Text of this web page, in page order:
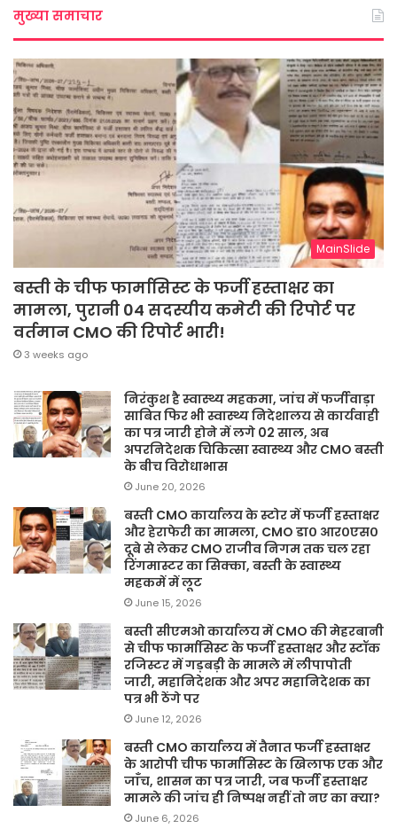
मुख्या समाचार
MainSlide
बस्ती के चीफ फार्मासिस्ट के फर्जी हस्ताक्षर का
मामला, पुरानी 04 सदस्यीय कमेटी की रिपोर्ट पर
वर्तमान CMO की रिपोर्ट भारी!
3 weeks ago
निरंकुश है स्वास्थ्य महकमा, जांच में फर्जीवाड़ा
साबित फिर भी स्वास्थ्य निदेशालय से कार्यवाही
का पत्र जारी होने में लगे 02 साल, अब
अपरनिदेशक चिकित्सा स्वास्थ्य और CMO बस्ती
के बीच विरोधाभास
June 20, 2026
बस्ती CMO कार्यालय के स्टोर में फर्जी हस्ताक्षर
और हेराफेरी का मामला, CMO डा० आर०एस०
दूबे से लेकर CMO राजीव निगम तक चल रहा
रिंगमास्टर का सिक्का, बस्ती के स्वास्थ्य
महकमें में लूट
June 15, 2026
बस्ती सीएमओ कार्यालय में CMO की मेहरबानी
से चीफ फार्मासिस्ट के फर्जी हस्ताक्षर और स्टॉक
रजिस्टर में गड़बड़ी के मामले में लीपापोती
जारी, महानिदेशक और अपर महानिदेशक का
पत्र भी ठेंगे पर
June 12, 2026
बस्ती CMO कार्यालय में तैनात फर्जी हस्ताक्षर
के आरोपी चीफ फार्मासिस्ट के खिलाफ एक और
जाँच, शासन का पत्र जारी, जब फर्जी हस्ताक्षर
मामले की जांच ही निष्पक्ष नहीं तो नए का क्या?
June 6, 2026